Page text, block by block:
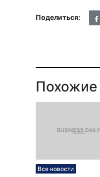
Поделиться:
Похожие
Все новости